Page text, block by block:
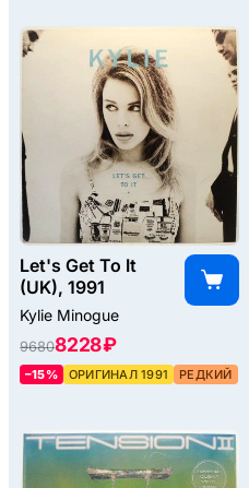
Let's Get To It
(UK), 1991
Kylie Minogue
96808228 ₽
–15% ОРИГИНАЛ 1991 РЕДКИЙ